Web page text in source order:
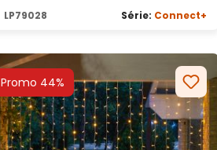
LP79028 Série: Connect+
Promo 44%